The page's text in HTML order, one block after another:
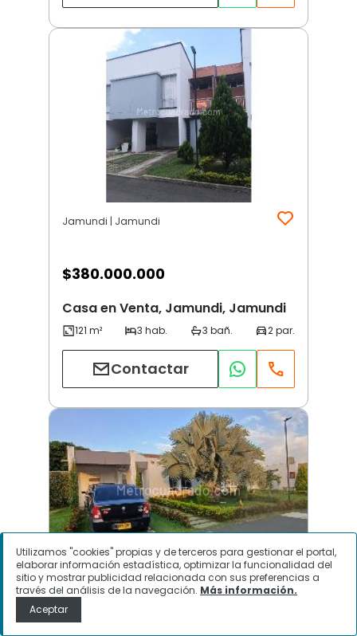
Jamundi | Jamundi
$380.000.000
Casa en Venta, Jamundi, Jamundi
Contactar
El castillo jamundi | Otros | Jamundi
Utilizamos "cookies" propias y de terceros para gestionar el portal,
elaborar información estadística, optimizar la funcionalidad del
sitio y mostrar publicidad relacionada con sus preferencias a
través del análisis de la navegación. Más información.
Aceptar